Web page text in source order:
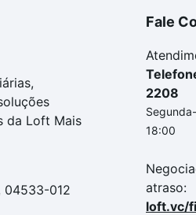
da Loft Mais
04533-012
Fale
2208
18:00
atraso:
loft.vc/